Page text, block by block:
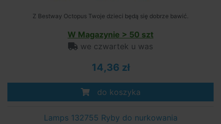
Z Bestway Octopus Twoje dzieci będą się dobrze bawić.
W Magazynie > 50 szt
we czwartek u was
14,36 zł
do koszyka
Lamps 132755 Ryby do nurkowania